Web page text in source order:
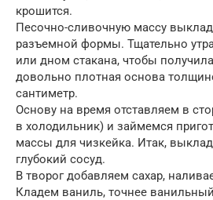
крошится.
Песочно-сливочную массу
разъемной формы. Тщательно
или дном стакана, чтобы
довольно плотная основа
сантиметр.
Основу на время отставляем в
в холодильник) и займемся
массы для чизкейка. Итак,
глубокий сосуд.
В творог добавляем сахар,
Кладем ваниль, точнее